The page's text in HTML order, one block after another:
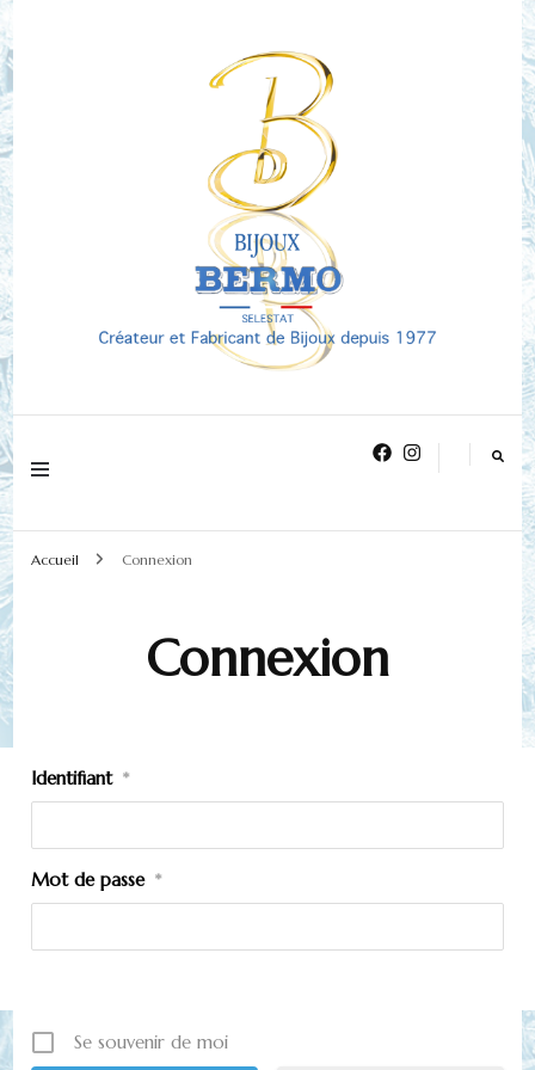
Accueil Connexion
Connexion
Identifiant *
Mot de passe *
Se souvenir de moi